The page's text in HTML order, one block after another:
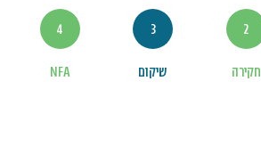
2
חקירה
3
שיקום
4
NFA